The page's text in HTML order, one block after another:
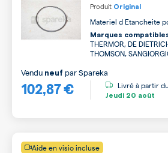
Produit Original
Materiel d Etancheite
Marques
THERMOR, DE
THOMSON,
102,87 €
Vendu neuf parSpareka
Livré à partir du
Jeudi 20 août
Aide en visio incluse